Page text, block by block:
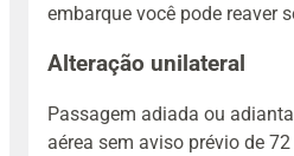
embarque você pode reaver
Alteração unilateral
Passagem adiada ou
aérea sem aviso prévio de